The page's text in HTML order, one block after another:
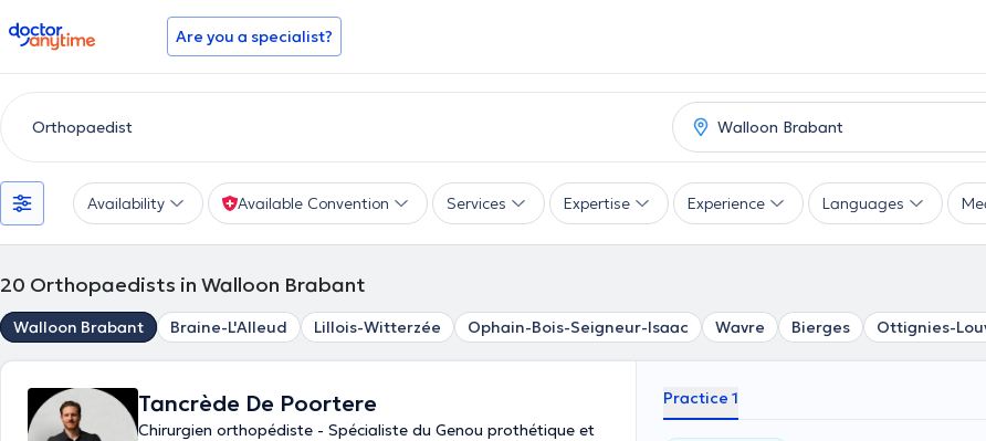
doctoranytime Are you a specialist?
Availability Available Convention Services Expertise Experience Languages
20 Orthopaedists in Walloon Brabant
Walloon Brabant Braine-L'Alleud Lillois-Witterzée Ophain-Bois-Seigneur-Isaac Wavre Bierges Ottignies-
Tancrède De Poortere
Chirurgien orthopédiste - Spécialiste du Genou prothétique et
Practice 1